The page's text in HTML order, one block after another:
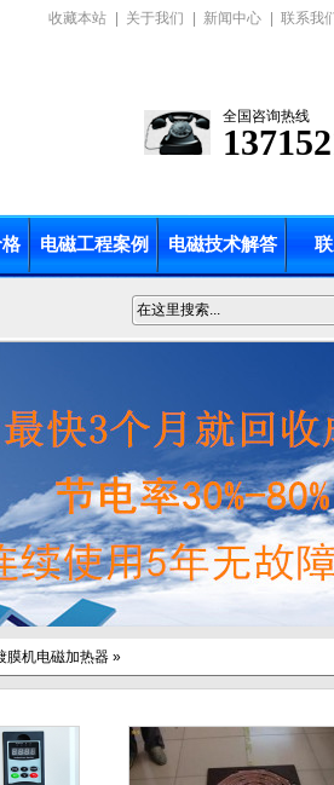
收藏本站 关于我们 新闻中心 联系我
全国咨询热线
电磁工程案例 电磁技术解答
膜机电磁加热器 »